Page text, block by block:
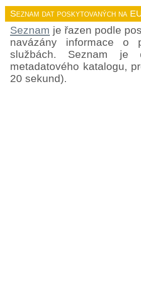
Seznam dat poskytovaných na
Seznam je řazen podle
navázány informace o
službách. Seznam je
metadatového katalogu,
20 sekund).